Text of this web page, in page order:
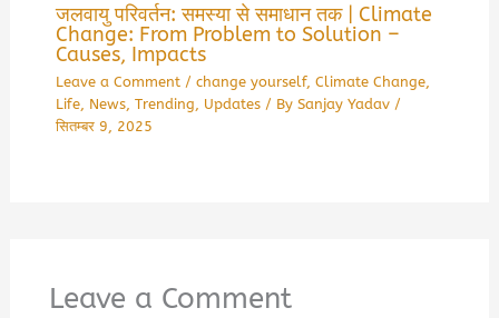
जलवायु परिवर्तन: समस्या से समाधान तक | Climate
Change: From Problem to Solution –
Causes, Impacts
Leave a Comment / change yourself, Climate Change,
Life, News, Trending, Updates/ By Sanjay Yadav /
सितम्बर 9, 2025
Leave a Comment